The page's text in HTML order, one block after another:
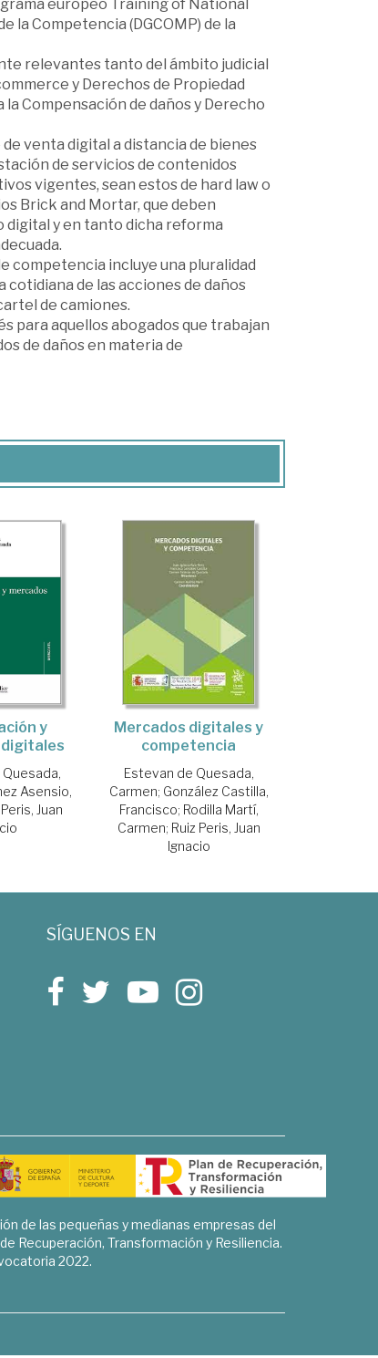
europeo Training of National
la Competencia (DGCOMP) de la
relevantes tanto del ámbito judicial
y Derechos de Propiedad
Compensación de daños y Derecho
venta digital a distancia de bienes
de servicios de contenidos
vigentes, sean estos de hard law o
Brick and Mortar, que deben
digital y en tanto dicha reforma
competencia incluye una pluralidad
de las acciones de daños
de camiones.
para aquellos abogados que trabajan
de daños en materia de
y
Asensio,
Juan
Mercados digitales y
competencia
Estevan de Quesada,
Carmen; González Castilla,
Francisco; Rodilla Martí,
Carmen; Ruiz Peris, Juan
Ignacio
SÍGUENOS EN
de las pequeñas y medianas empresas del
Recuperación, Transformación y Resiliencia.
2022.